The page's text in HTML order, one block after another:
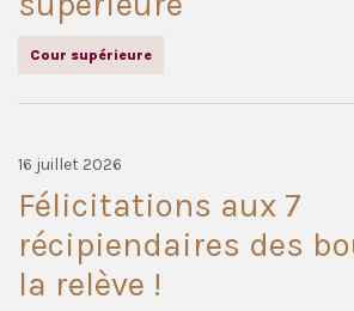
Cour supérieure
16 juillet 2026
Félicitations aux 7
récipiendaires des
la relève !